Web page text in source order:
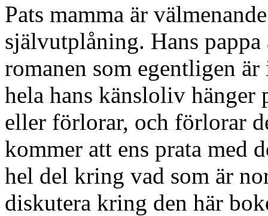
Pats mamma är
självutplåning. Hans
romanen som egentligen
hela hans känsloliv hänger
eller förlorar, och förlorar
kommer att ens prata med
hel del kring vad som är
diskutera kring den här